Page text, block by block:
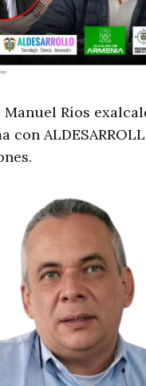
Manuel Ríos
con